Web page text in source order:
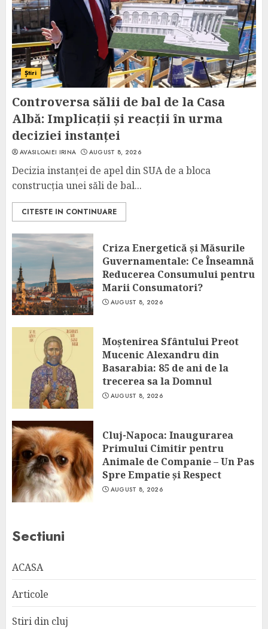
Știri
Controversa sălii de bal de la Casa
Albă: Implicații și reacții în urma
deciziei instanței
AVASILOAIEI IRINA AUGUST 8, 2026
Decizia instanței de apel din SUA de a bloca
construcția unei săli de bal...
CITESTE IN CONTINUARE
Criza Energetică și Măsurile
Guvernamentale: Ce Înseamnă
Reducerea Consumului pentru
Marii Consumatori?
AUGUST 8, 2026
Moștenirea Sfântului Preot
Mucenic Alexandru din
Basarabia: 85 de ani de la
trecerea sa la Domnul
AUGUST 8, 2026
Cluj-Napoca: Inaugurarea
Primului Cimitir pentru
Animale de Companie – Un Pas
Spre Empatie și Respect
AUGUST 8, 2026
Sectiuni
ACASA
Articole
Stiri din cluj